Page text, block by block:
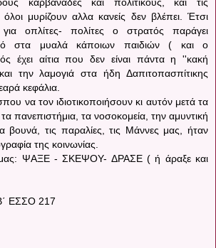
καρβανάδες και πολιτικούς, καί τις
μυρίζουν αλλα κανείς δεν βλέπει. Έτσι
οπλίτες- πολίτες ο στρατός παράγει
στα μυαλά κάποιων παιδιών ( και ο
έχει αίτια που δεν είναι πάντα η ''κακή
την λαμογιά στα ήδη Δαπιτοπασπίτικης
κεφάλια.
να τον ιδιοτικοποιήσουν κι αυτόν μετά τα
πανεπιστήμια, τα νοσοκομεία, την αμυντική
βουνά, τις παραλίες, τις Μάννες μας, ήταν
της κοινωνίας.
ΨΑΞΕ - ΣΚΕΨΟΥ- ΔΡΑΣΕ ( ή άραξε και
ΕΣΣΟ 217